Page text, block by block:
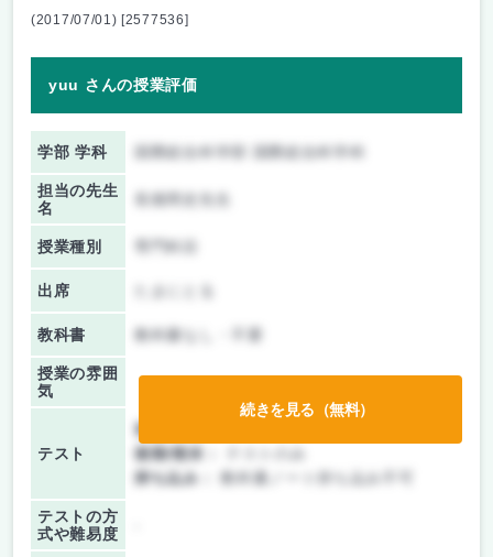
(2017/07/01) [2577536]
yuu さんの授業評価
学部 学科 国際総合科学部 国際総合科学科
担当の先生
名
授業種別
出席
教科書 教科書なし・不要
授業の雰囲
気
テスト
前期/中間：
後期/期末：
持ち込み：
教科書ノート持ち込み不可
テストの方
式や難易度
続きを見る（無料）